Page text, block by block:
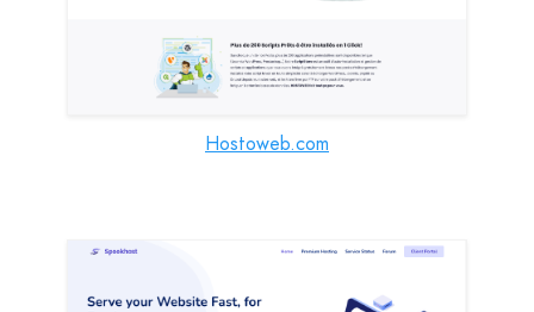
Hostoweb.com